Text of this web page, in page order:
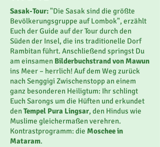
Sasak-Tour:"Die Sasak sind die größte
Bevölkerungsgruppe auf Lombok", erzählt
Euch der Guide auf der Tour durch den
Süden der Insel, die ins traditionelle Dorf
Rambitan führt. Anschließend springst Du
am einsamen Bilderbuchstrand von Mawun
ins Meer – herrlich! Auf dem Weg zurück
nach Senggigi Zwischenstopp an einem
ganz besonderen Heiligtum: Ihr schlingt
Euch Sarongs um die Hüften und erkundet
denTempel Pura Lingsar, den Hindus wie
Muslime gleichermaßen verehren.
Kontrastprogramm: die Moschee in
Mataram.